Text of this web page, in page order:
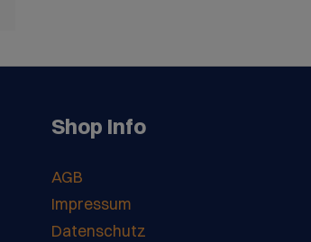
Shop Info
AGB
Impressum
Datenschutz